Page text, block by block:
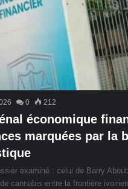
0 212
économique
marquées par la
examiné : celui de Barry
cannabis entre la frontière